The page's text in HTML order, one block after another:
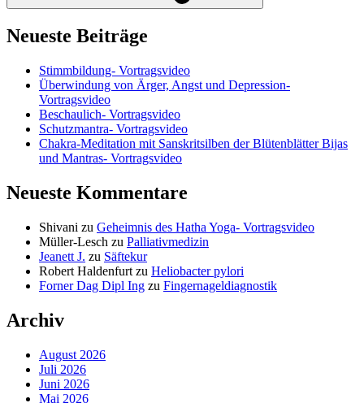
Neueste Beiträge
Stimmbildung- Vortragsvideo
Überwindung von Ärger, Angst und Depression-
Vortragsvideo
Beschaulich- Vortragsvideo
Schutzmantra- Vortragsvideo
Chakra-Meditation mit Sanskritsilben der Blütenblätter Bijas
und Mantras- Vortragsvideo
Neueste Kommentare
Shivani zu Geheimnis des Hatha Yoga- Vortragsvideo
Müller-Lesch zu Palliativmedizin
Jeanett J. zu Säftekur
Robert Haldenfurt zu Heliobacter pylori
Forner Dag Dipl Ing zu Fingernageldiagnostik
Archiv
August 2026
Juli 2026
Juni 2026
Mai 2026